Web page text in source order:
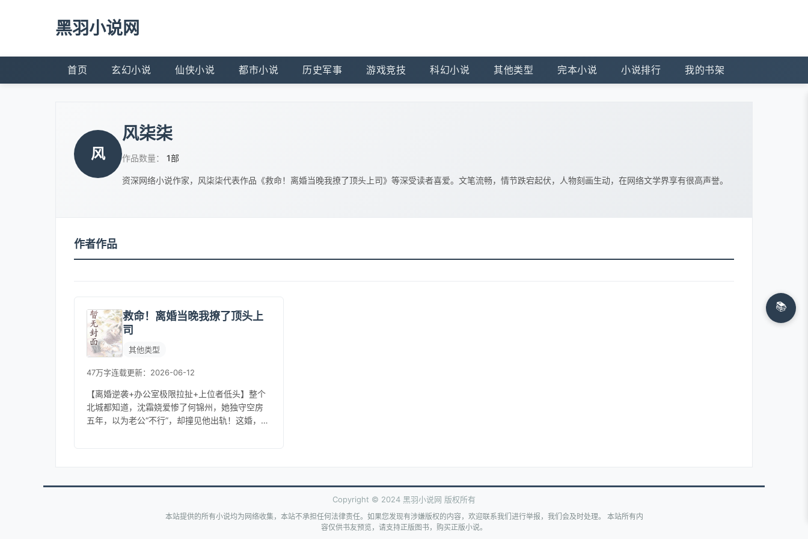
黑羽小说网
首页 玄幻小说 仙侠小说 都市小说 历史军事 游戏竞技 科幻小说 其他类型 完本小说 小说排行 我的书架
风
风柒柒
作品数量： 1部
资深网络小说作家，风柒柒代表作品《救命！离婚当晚我撩了顶头上司》等深受读者喜爱。文笔流畅，情节跌宕起伏，人物刻画生动，在网络文学界享有很高声誉。
作者作品
救命！离婚当晚我撩了顶头上
司
其他类型
47万字连载更新：2026-06-12
【离婚逆袭+办公室极限拉扯+上位者低头】整个
北城都知道，沈霜娆爱惨了何锦州，她独守空房
五年，以为老公“不行”，却撞见他出轨！这婚，得
📚
Copyright © 2024 黑羽小说网 版权所有
本站提供的所有小说均为网络收集，本站不承担任何法律责任。如果您发现有涉嫌版权的内容，欢迎联系我们进行举报，我们会及时处理。 本站所有内
容仅供书友预览，请支持正版图书，购买正版小说。